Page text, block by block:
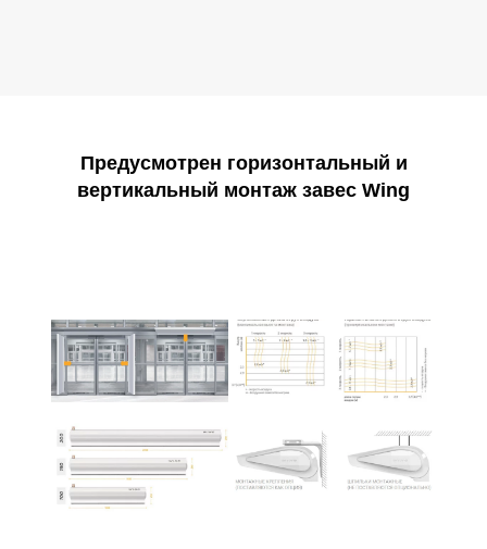
Предусмотрен горизонтальный и
вертикальный монтаж завес Wing